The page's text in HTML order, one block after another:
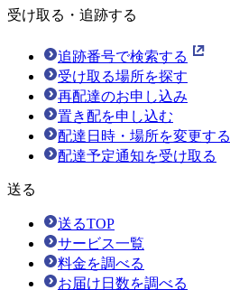
受け取る・追跡する
追跡番号で検索する
受け取る場所を探す
再配達のお申し込み
置き配を申し込む
配達日時・場所を変更する
配達予定通知を受け取る
送る
送るTOP
サービス一覧
料金を調べる
お届け日数を調べる